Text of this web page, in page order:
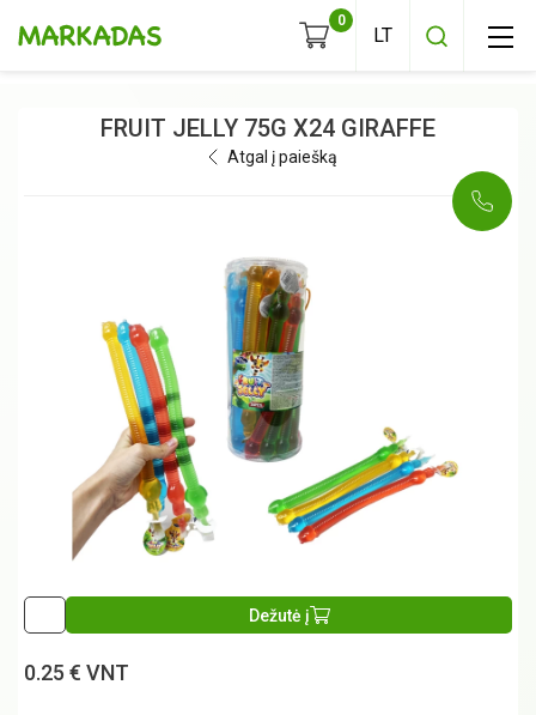
KAVOS PUPELĖS
MALTA KAVA
TIRPI KAVA
0
FRUIT JELLY 75G X24 GIRAFFE
Atgal į paiešką
Dežutė į
0.25 € VNT